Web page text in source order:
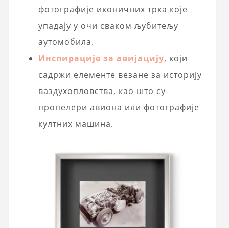
фотографије иконичних трка које
упадају у очи сваком љубитељу
аутомобила.
Инспирације за авијацију, који
садржи елементе везане за историју
ваздухопловства, као што су
пропелери авиона или фотографије
култних машина.